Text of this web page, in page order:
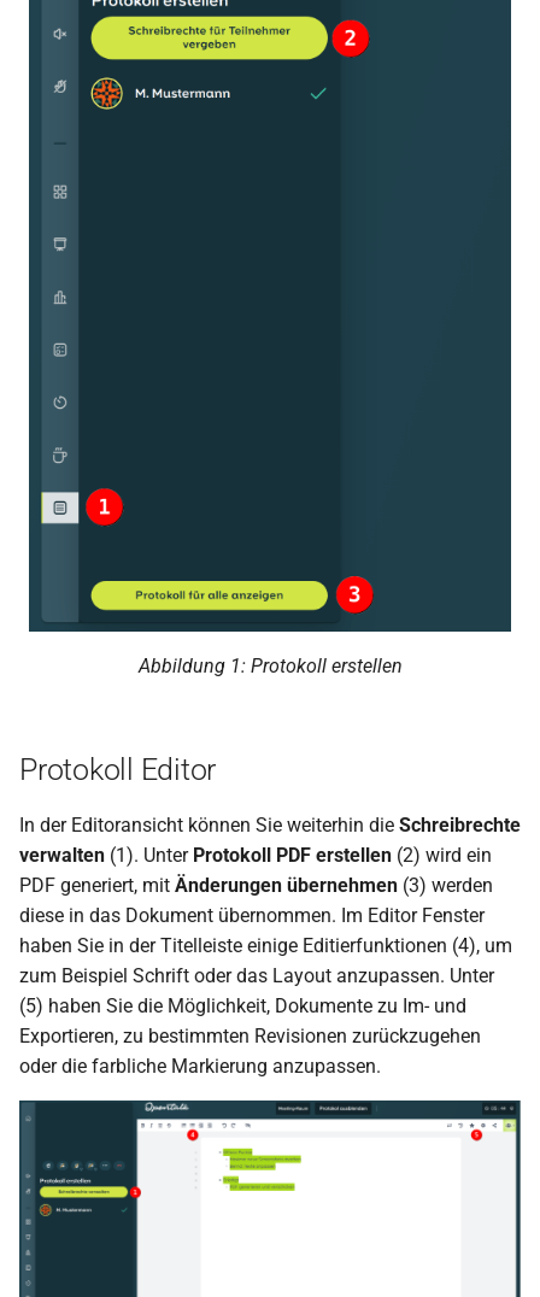
Abbildung 1: Protokoll erstellen
Protokoll Editor
In der Editoransicht können Sie weiterhin die Schreibrechte
verwalten (1). Unter Protokoll PDF erstellen (2) wird ein
PDF generiert, mit Änderungen übernehmen (3) werden
diese in das Dokument übernommen. Im Editor Fenster
haben Sie in der Titelleiste einige Editierfunktionen (4), um
zum Beispiel Schrift oder das Layout anzupassen. Unter
(5) haben Sie die Möglichkeit, Dokumente zu Im- und
Exportieren, zu bestimmten Revisionen zurückzugehen
oder die farbliche Markierung anzupassen.